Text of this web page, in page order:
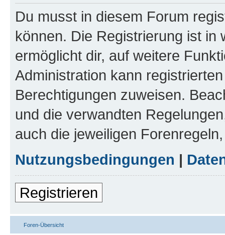
Du musst in diesem Forum
können. Die Registrierung ist in
ermöglicht dir, auf weitere
Administration kann
Berechtigungen zuweisen.
und die verwandten
auch die jeweiligen
Nutzungsbedingungen |
Registrieren
Foren-Übersicht